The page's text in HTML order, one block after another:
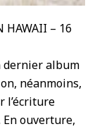
HAWAII – 16
dernier album
néanmoins,
l’écriture
ouverture,